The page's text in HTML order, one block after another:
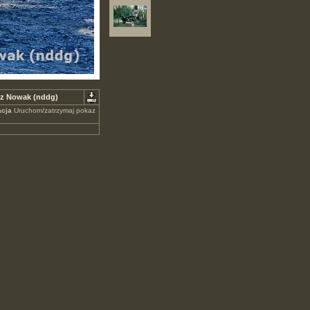
Nowak (nddg)
Uruchom/zatrzymaj pokaz